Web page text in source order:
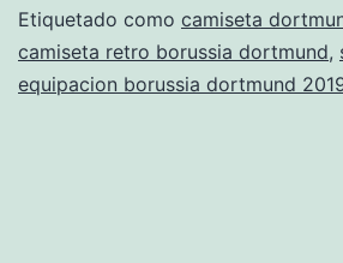
Etiquetado como camiseta
camiseta retro borussia dortmund,
equipacion borussia dortmund